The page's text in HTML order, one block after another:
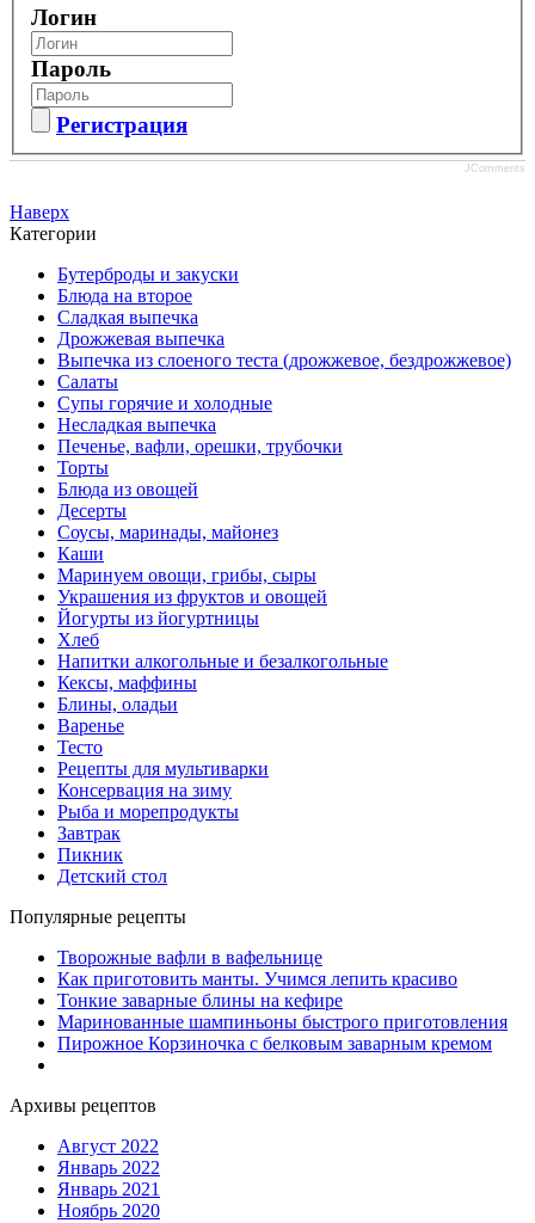
Логин
Пароль
Регистрация
JComments
Наверх
Категории
Бутерброды и закуски
Блюда на второе
Сладкая выпечка
Дрожжевая выпечка
Выпечка из слоеного теста (дрожжевое, бездрожжевое)
Салаты
Супы горячие и холодные
Несладкая выпечка
Печенье, вафли, орешки, трубочки
Торты
Блюда из овощей
Десерты
Соусы, маринады, майонез
Каши
Маринуем овощи, грибы, сыры
Украшения из фруктов и овощей
Йогурты из йогуртницы
Хлеб
Напитки алкогольные и безалкогольные
Кексы, маффины
Блины, оладьи
Варенье
Тесто
Рецепты для мультиварки
Консервация на зиму
Рыба и морепродукты
Завтрак
Пикник
Детский стол
Популярные рецепты
Творожные вафли в вафельнице
Как приготовить манты. Учимся лепить красиво
Тонкие заварные блины на кефире
Маринованные шампиньоны быстрого приготовления
Пирожное Корзиночка с белковым заварным кремом
Архивы рецептов
Август 2022
Январь 2022
Январь 2021
Ноябрь 2020